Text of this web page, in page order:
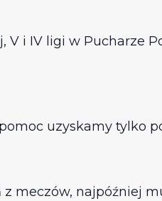
i IV ligi w Pucharze
uzyskamy tylko
meczów, najpóźniej